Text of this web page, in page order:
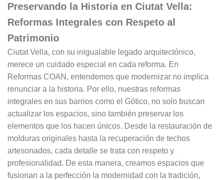
Preservando la Historia en Ciutat Vella:
Reformas Integrales con Respeto al
Patrimonio
Ciutat Vella, con su inigualable legado arquitectónico,
merece un cuidado especial en cada reforma. En
Reformas COAN, entendemos que modernizar no implica
renunciar a la historia. Por ello, nuestras reformas
integrales en sus barrios como el Gótico, no solo buscan
actualizar los espacios, sino también preservar los
elementos que los hacen únicos. Desde la restauración de
molduras originales hasta la recuperación de techos
artesonados, cada detalle se trata con respeto y
profesionalidad. De esta manera, creamos espacios que
fusionan a la perfección la modernidad con la tradición,